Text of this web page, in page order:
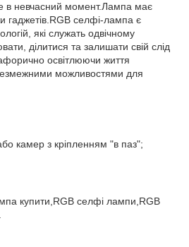
в невчасний момент.Лампа має
гаджетів.RGB селфі-лампа є
які служать одвічному
ділитися та залишати свій слід
освітлюючи життя
можливостями для
камер з кріпленням "в паз";
купити,RGB селфі лампи,RGB